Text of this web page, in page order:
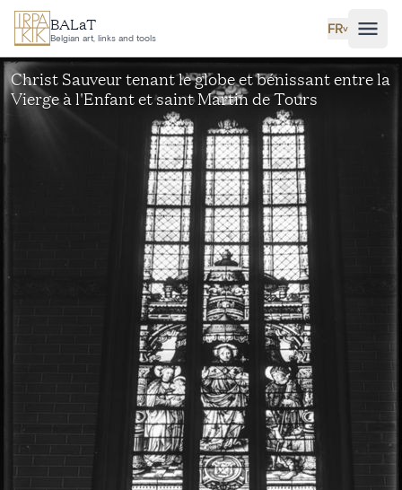
Aller au contenu principal
BALaT
Belgian art, links and tools
FR˅
Christ Sauveur tenant le globe et bénissant entre la
Vierge à l'Enfant et saint Martin de Tours